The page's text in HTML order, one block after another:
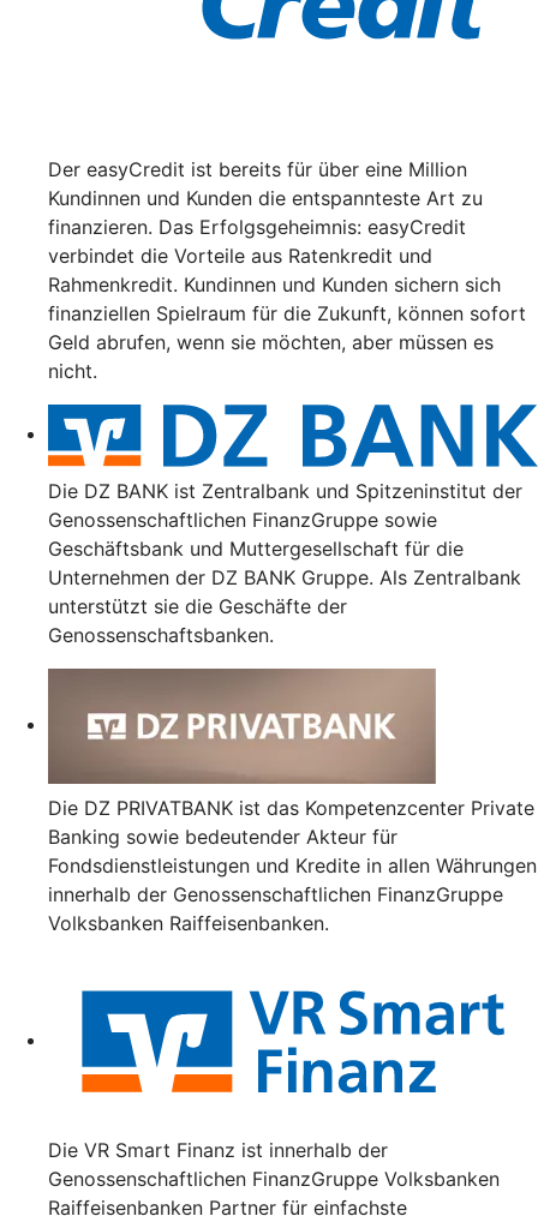
Der easyCredit ist bereits für über eine Million
Kundinnen und Kunden die entspannteste Art zu
finanzieren. Das Erfolgsgeheimnis: easyCredit
verbindet die Vorteile aus Ratenkredit und
Rahmenkredit. Kundinnen und Kunden sichern sich
finanziellen Spielraum für die Zukunft, können sofort
Geld abrufen, wenn sie möchten, aber müssen es
nicht.
Die DZ BANK ist Zentralbank und Spitzeninstitut der
Genossenschaftlichen FinanzGruppe sowie
Geschäftsbank und Muttergesellschaft für die
Unternehmen der DZ BANK Gruppe. Als Zentralbank
unterstützt sie die Geschäfte der
Genossenschaftsbanken.
Die DZ PRIVATBANK ist das Kompetenzcenter Private
Banking sowie bedeutender Akteur für
Fondsdienstleistungen und Kredite in allen Währungen
innerhalb der Genossenschaftlichen FinanzGruppe
Volksbanken Raiffeisenbanken.
Die VR Smart Finanz ist innerhalb der
Genossenschaftlichen FinanzGruppe Volksbanken
Raiffeisenbanken Partner für einfachste